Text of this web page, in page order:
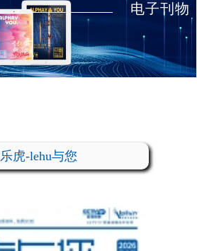
电子刊物
乐虎-lehu与您